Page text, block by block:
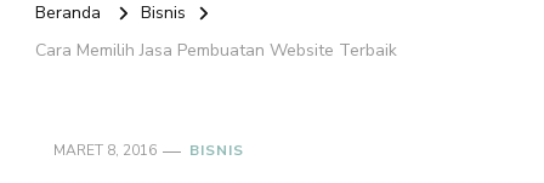
Beranda
Bisnis
Cara Memilih Jasa Pembuatan Website Terbaik
MARET 8, 2016 BISNIS